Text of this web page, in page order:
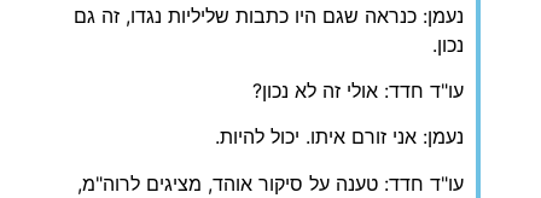
נעמן: כנראה שגם היו כתבות שליליות נגדו, זה גם
נכון.
עו"ד חדד: אולי זה לא נכון?
נעמן: אני זורם איתו. יכול להיות.
עו"ד חדד: טענה על סיקור אוהד, מציגים לרוה"מ,